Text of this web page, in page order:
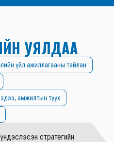
УЯЛДАА
үйл ажиллагааны тайлан
амжилтын түүх
стратегийн